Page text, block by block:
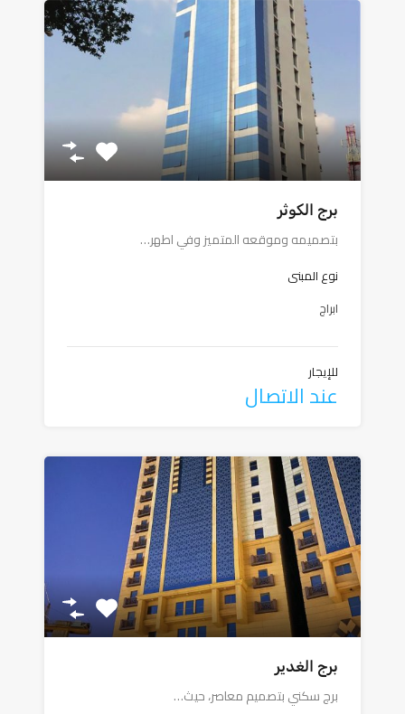
برج الكوثر
بتصميمه وموقعه المتميز وفي اطهر…
نوع المبنى
ابراج
للإيجار
عند الاتصال
برج الغدير
برج سكني بتصميم معاصر، حيث…